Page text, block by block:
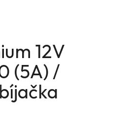
12V
(5A) /